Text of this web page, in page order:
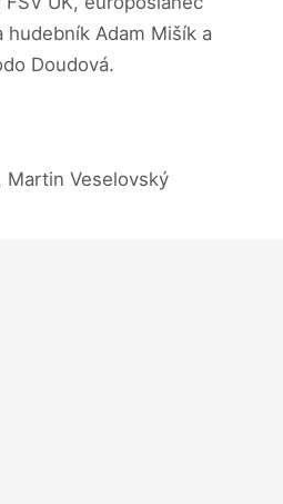
hudebník Adam Mišík a
Doudová.
Martin Veselovský